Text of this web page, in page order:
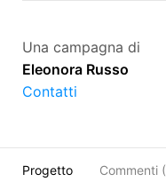
Una campagna di
Eleonora Russo
Contatti
Progetto Commenti (